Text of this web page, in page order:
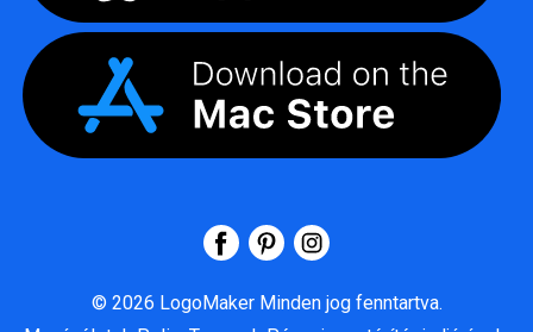
© 2026 LogoMaker Minden jog fenntartva.